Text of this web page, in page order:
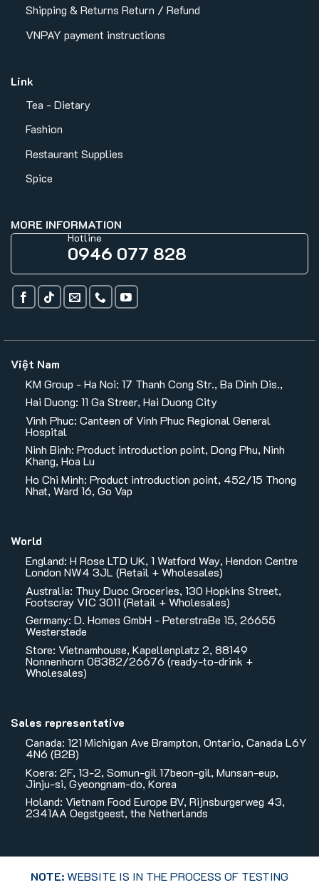
Shipping & Returns Return / Refund
VNPAY payment instructions
Link
Tea - Dietary
Fashion
Restaurant Supplies
Spice
MORE INFORMATION
Hotline
0946 077 828
Việt Nam
KM Group - Ha Noi: 17 Thanh Cong Str., Ba Dinh Dis.,
Hai Duong: 11 Ga Streer, Hai Duong City
Vinh Phuc: Canteen of Vinh Phuc Regional General
Hospital
Ninh Binh: Product introduction point, Dong Phu, Ninh
Khang, Hoa Lu
Ho Chi Minh: Product introduction point, 452/15 Thong
Nhat, Ward 16, Go Vap
World
England: H Rose LTD UK, 1 Watford Way, Hendon Centre
London NW4 3JL (Retail + Wholesales)
Australia: Thuy Duoc Groceries, 130 Hopkins Street,
Footscray VIC 3011 (Retail + Wholesales)
Germany: D. Homes GmbH - PeterstraBe 15, 26655
Westerstede
Store: Vietnamhouse, Kapellenplatz 2, 88149
Nonnenhorn 08382/26676 (ready-to-drink +
Wholesales)
Sales representative
Canada: 121 Michigan Ave Brampton, Ontario, Canada L6Y
4N6 (B2B)
Koera: 2F, 13-2, Somun-gil 17beon-gil, Munsan-eup,
Jinju-si, Gyeongnam-do, Korea
Holand: Vietnam Food Europe BV, Rijnsburgerweg 43,
2341AA Oegstgeest, the Netherlands
NOTE:WEBSITE IS IN THE PROCESS OF TESTING